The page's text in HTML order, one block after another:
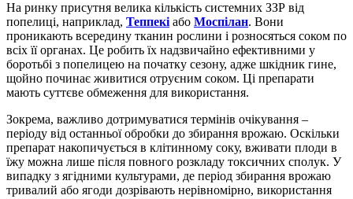
На ринку присутня велика кількість системних ЗЗР від
попелиці, наприклад, Теппекі або Моспілан. Вони
проникають всередину тканин рослини і розносяться соком по
всіх її органах. Це робить їх надзвичайно ефективними у
боротьбі з попелицею на початку сезону, адже шкідник гине,
щойно починає живитися отруєним соком. Ці препарати
мають суттєве обмеження для використання.
Зокрема, важливо дотримуватися термінів очікування –
періоду від останньої обробки до збирання врожаю. Оскільки
препарат накопичується в клітинному соку, вживати плоди в
їжу можна лише після повного розкладу токсичних сполук. У
випадку з ягідними культурами, де період збирання врожаю
тривалий або ягоди дозрівають нерівномірно, використання